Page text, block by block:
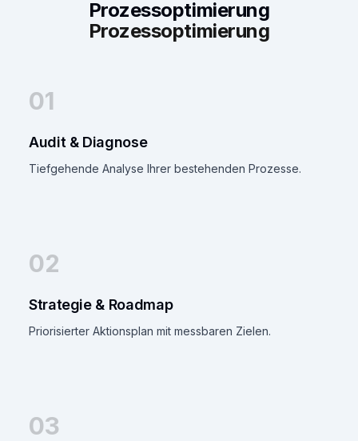
Prozessoptimierung
Prozessoptimierung
01
Audit & Diagnose
Tiefgehende Analyse Ihrer bestehenden Prozesse.
02
Strategie & Roadmap
Priorisierter Aktionsplan mit messbaren Zielen.
03